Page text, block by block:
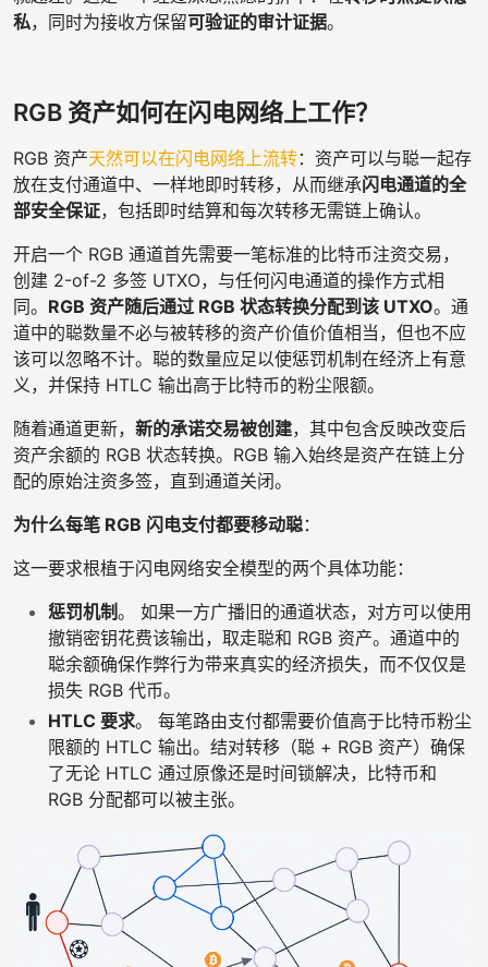
私，同时为接收方保留可验证的审计证据。
RGB 资产如何在闪电网络上工作？
RGB 资产天然可以在闪电网络上流转：资产可以与聪一起存
放在支付通道中、一样地即时转移，从而继承闪电通道的全
部安全保证，包括即时结算和每次转移无需链上确认。
开启一个 RGB 通道首先需要一笔标准的比特币注资交易，
创建 2-of-2 多签 UTXO，与任何闪电通道的操作方式相
同。 RGB 资产随后通过 RGB 状态转换分配到该 UTXO。通
道中的聪数量不必与被转移的资产价值价值相当，但也不应
该可以忽略不计。聪的数量应足以使惩罚机制在经济上有意
义，并保持 HTLC 输出高于比特币的粉尘限额。
随着通道更新， 新的承诺交易被创建，其中包含反映改变后
资产余额的 RGB 状态转换。RGB 输入始终是资产在链上分
配的原始注资多签，直到通道关闭。
为什么每笔 RGB 闪电支付都要移动聪：
这一要求根植于闪电网络安全模型的两个具体功能：
惩罚机制。 如果一方广播旧的通道状态，对方可以使用
撤销密钥花费该输出，取走聪和 RGB 资产。通道中的
聪余额确保作弊行为带来真实的经济损失，而不仅仅是
损失 RGB 代币。
HTLC 要求。 每笔路由支付都需要价值高于比特币粉尘
限额的 HTLC 输出。结对转移（聪 + RGB 资产）确保
了无论 HTLC 通过原像还是时间锁解决，比特币和
RGB 分配都可以被主张。